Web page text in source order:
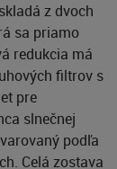
z dvoch
sa priamo
redukcia má
filtrov s
pre
slnečnej
podľa
Celá zostava